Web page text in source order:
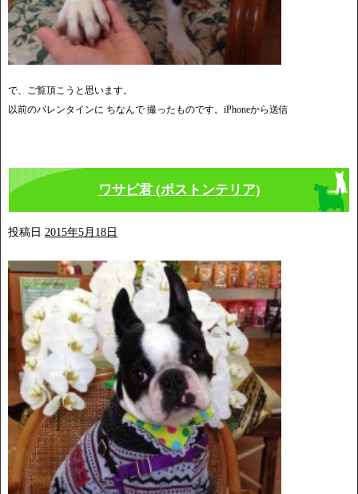
で、ご覧頂こうと思います。
以前のバレンタインに ちなんで 撮ったものです。iPhoneから送信
ワサビ君 (ボストンテリア)
投稿日 2015年5月18日